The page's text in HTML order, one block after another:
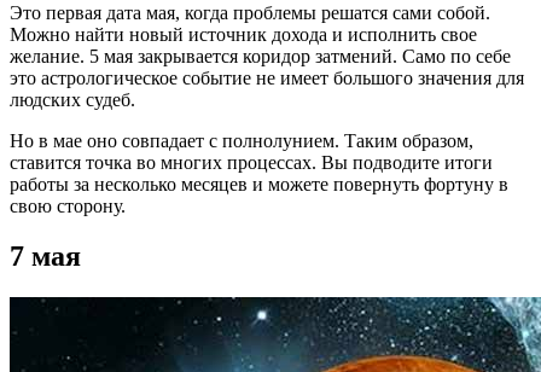
Это первая дата мая, когда проблемы решатся сами собой.
Можно найти новый источник дохода и исполнить свое
желание. 5 мая закрывается коридор затмений. Само по себе
это астрологическое событие не имеет большого значения для
людских судеб.
Но в мае оно совпадает с полнолунием. Таким образом,
ставится точка во многих процессах. Вы подводите итоги
работы за несколько месяцев и можете повернуть фортуну в
свою сторону.
7 мая